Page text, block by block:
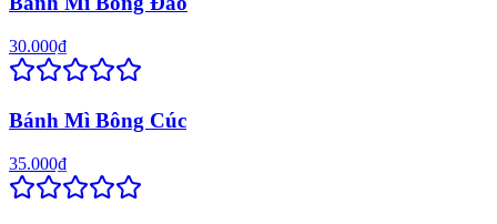
30.000₫
Bánh Mì Bông Cúc
35.000₫